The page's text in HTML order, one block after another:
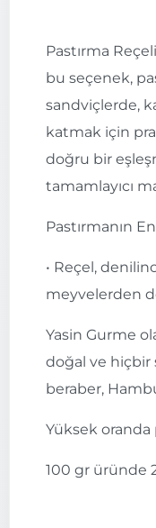
Pastırma
bu seçenek,
sandviçlerde,
katmak için
doğru bir
tamamlayıcı
Pastırmanın
• Reçel,
meyvelerden
Yasin Gurme
doğal ve hiçbir
beraber,
Yüksek oranda
100 gr üründe